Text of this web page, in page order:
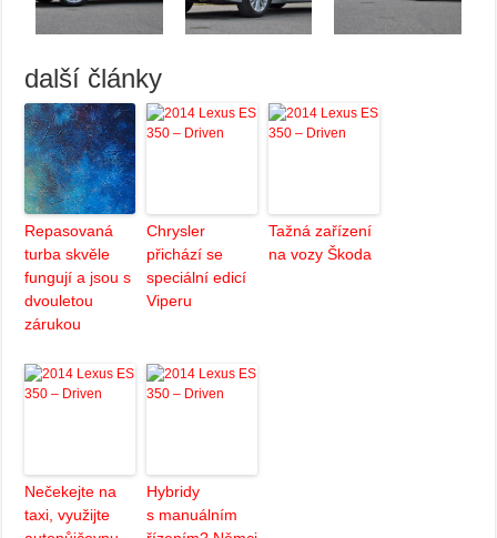
další články
Repasovaná
turba skvěle
fungují a jsou s
dvouletou
zárukou
Chrysler
přichází se
speciální edicí
Viperu
Tažná zařízení
na vozy Škoda
Nečekejte na
taxi, využijte
Hybridy
s manuálním